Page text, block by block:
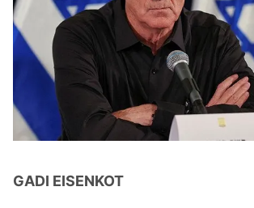
GADI EISENKOT